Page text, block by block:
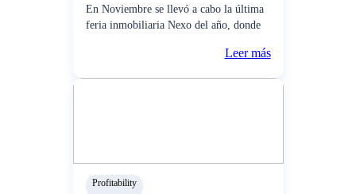
Crédito Hipotecario BCP
En Noviembre se llevó a cabo la última
feria inmobiliaria Nexo del año, donde
interesados en cumplir el sueño de su
Leer más
Profitability